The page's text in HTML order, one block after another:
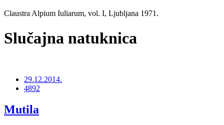
Claustra Alpium Iuliarum, vol. I, Ljubljana 1971.
Slučajna natuknica
29.12.2014.
4892
Mutila